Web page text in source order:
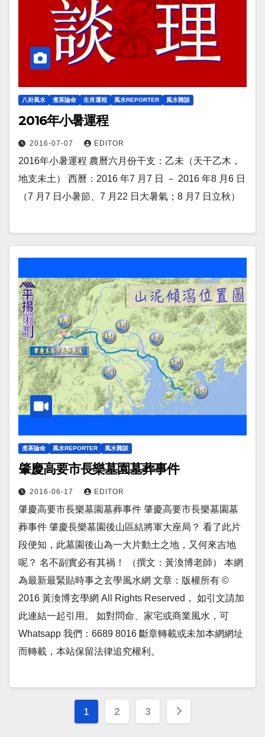
八卦風水 煮茶論命 生肖運程 風水REPORTER 風水雜談
2016年小暑運程
2016-07-07 EDITOR
2016年小暑運程 農曆六月份干支：乙未（天干乙木，
地支未土） 西曆：2016 年7 月7 日 － 2016 年8 月6 日
（7 月7 日小暑節、7 月22 日大暑氣；8 月7 日立秋）
煮茶論命 風水REPORTER 風水雜談
肇慶高要市長樂墓園墓葬事件
2016-06-17 EDITOR
肇慶高要市長樂墓園墓葬事件 肇慶高要市長樂墓園墓
葬事件 肇慶長樂墓園後山區結將軍大座局？ 看了此片
段便知，此墓園後山為一大片動土之地，又何來吉地
呢？ 名不副實必有其禍！ （撰文：黃渙博老師） 本網
為最新最緊貼時事之玄學風水網 文章：版權所有 ©
2016 黃渙博玄學網 All Rights Reserved， 如引文請加
此連結一起引用。 如對問命、家宅或商業風水，可
Whatsapp 我們：6689 8016 斷章轉載或未加本網網址
而轉載，本站保留法律追究權利。
Posts
1 2 3